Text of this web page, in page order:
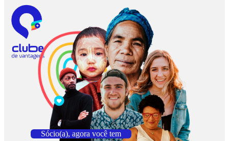
Sócio(a), agora você tem